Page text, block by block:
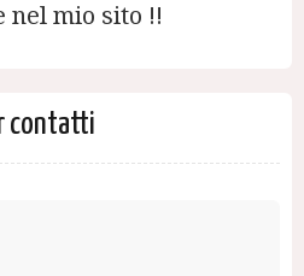
nel mio sito !!
contatti